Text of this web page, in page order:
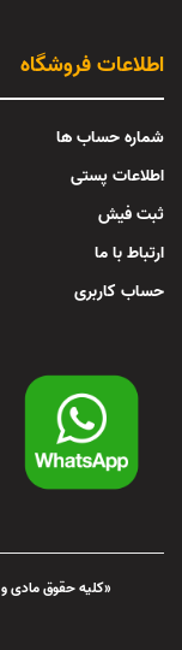
اطلاعات فروشگاه
شماره حساب ها
اطلاعات پستی
ثبت فیش
ارتباط با ما
حساب کاربری
«کلیه حقوق مادی و معنوی این سایت متعلق به "مستر میکرو"می باشد»